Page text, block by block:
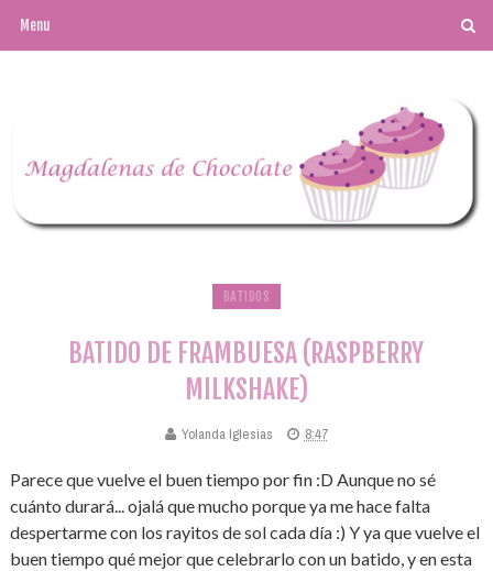
BATIDOS
BATIDO DE FRAMBUESA (RASPBERRY
MILKSHAKE)
Yolanda Iglesias 8:47
Parece que vuelve el buen tiempo por fin :D Aunque no sé
cuánto durará... ojalá que mucho porque ya me hace falta
despertarme con los rayitos de sol cada día :) Y ya que vuelve el
buen tiempo qué mejor que celebrarlo con un batido, y en esta